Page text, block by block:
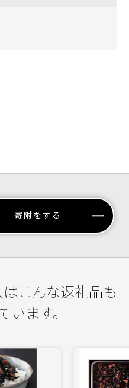
寄附をする
こんな返礼品も
います。